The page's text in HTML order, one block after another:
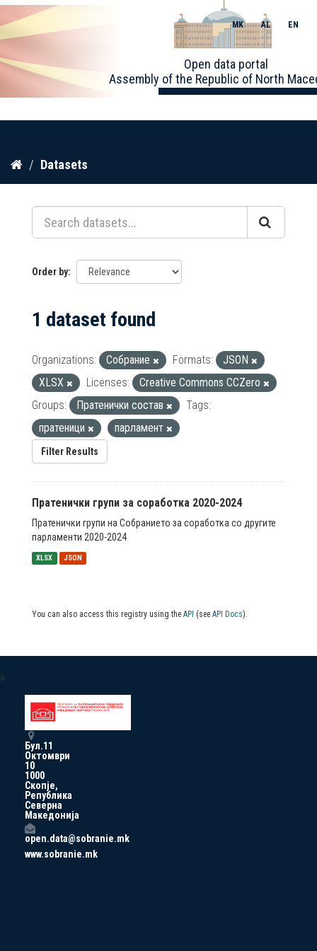
Skip
content
Open data portal
Assembly of the Republic of North
MK AL EN
Datasets
Order by
1 dataset found
Organizations: Собрание Formats:
JSON
XLSX
Licenses:
Creative Commons CCZero
Groups:
Пратенички состав
Tags:
пратеници
парламент
Filter Results
Пратенички групи за соработка 2020-2024
Пратенички групи на Собранието за соработка со другите
парламенти 2020-2024
XLSX JSON
You can also access this registry using the API (see API Docs).
a
Бул.11
Октомври
10
1000
Скопје,
Република
Северна
Македонија
open.data@sobranie.mk
www.sobranie.mk